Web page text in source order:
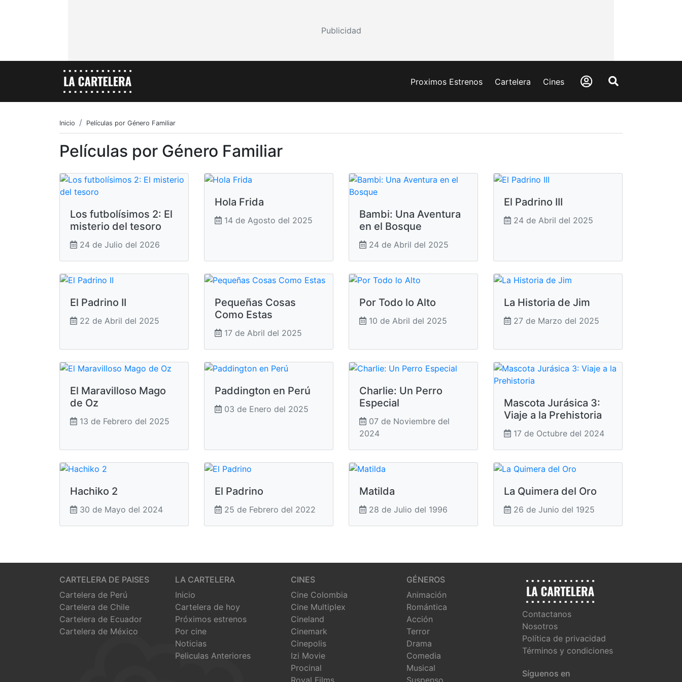
Publicidad
Proximos Estrenos Cartelera Cines
Inicio Películas por Género Familiar
Películas por Género Familiar
Los futbolísimos 2: El
misterio del tesoro
24 de Julio del 2026
Hola Frida
14 de Agosto del 2025
Bambi: Una Aventura
en el Bosque
24 de Abril del 2025
El Padrino III
24 de Abril del 2025
El Padrino II
22 de Abril del 2025
Pequeñas Cosas
Como Estas
17 de Abril del 2025
Por Todo lo Alto
10 de Abril del 2025
La Historia de Jim
27 de Marzo del 2025
El Maravilloso Mago
de Oz
13 de Febrero del 2025
Paddington en Perú
03 de Enero del 2025
Charlie: Un Perro
Especial
07 de Noviembre del
2024
Mascota Jurásica 3:
Viaje a la Prehistoria
17 de Octubre del 2024
Hachiko 2
30 de Mayo del 2024
El Padrino
25 de Febrero del 2022
Matilda
28 de Julio del 1996
La Quimera del Oro
26 de Junio del 1925
CARTELERA DE PAISES
Cartelera de Perú
Cartelera de Chile
Cartelera de Ecuador
Cartelera de México
LA CARTELERA
Inicio
Cartelera de hoy
Próximos estrenos
Por cine
Noticias
Peliculas Anteriores
CINES
Cine Colombia
Cine Multiplex
Cineland
Cinemark
Cinepolis
Izi Movie
Procinal
Royal Films
GÉNEROS
Animación
Romántica
Acción
Terror
Drama
Comedia
Musical
Suspenso
Contactanos
Nosotros
Política de privacidad
Términos y condiciones
Síguenos en